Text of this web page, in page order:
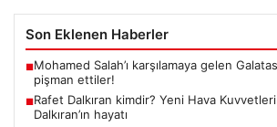
Son Eklenen Haberler
■Mohamed Salah’ı karşılamaya gelen
pişman ettiler!
■Rafet Dalkıran kimdir? Yeni Hava
Dalkıran’ın hayatı